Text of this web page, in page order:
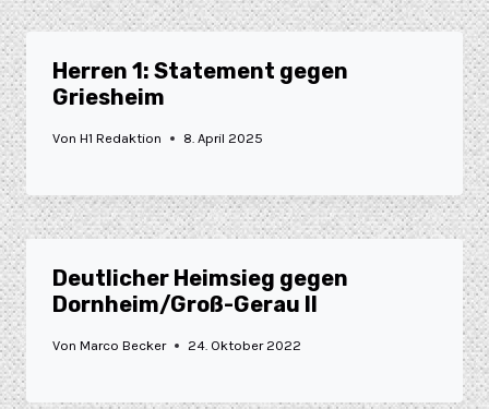
Herren 1: Statement gegen
Griesheim
Von H1 Redaktion 8. April 2025
Deutlicher Heimsieg gegen
Dornheim/Groß-Gerau II
Von Marco Becker 24. Oktober 2022